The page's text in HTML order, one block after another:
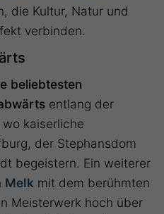
die Kultur, Natur und
verbinden.
beliebtesten
entlang der
wo kaiserliche
der Stephansdom
begeistern. Ein weiterer
Melk mit dem berühmten
Meisterwerk hoch über